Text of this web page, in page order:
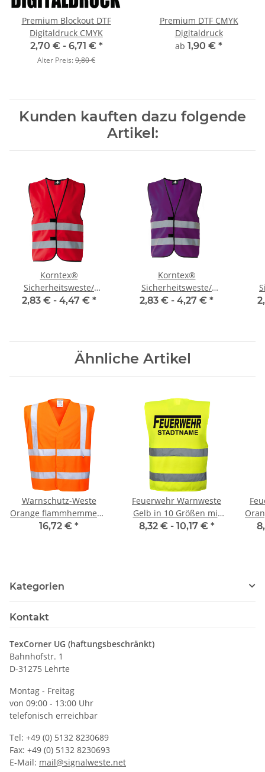
Premium Blockout DTF
Digitaldruck CMYK
2,70 € - 6,71 € *
Alter Preis:9,80 €
Premium DTF CMYK
Digitaldruck
ab 1,90 € *
Kunden kauften dazu folgende
Artikel:
Korntex®
Sicherheitsweste/
Warnweste rot größe S-
2,83 € - 4,47 € *
Korntex®
Sicherheitsweste/
Warnweste violett größe
2,83 € - 4,27 € *
Ähnliche Artikel
Warnschutz-Weste
Orange flammhemmend
EN ISO 20471 Class 2
16,72 € *
Feuerwehr Warnweste
Gelb in 10 Größen mit
Stadtnamen
8,32 € - 10,17 € *
Kategorien
Kontakt
TexCorner UG (haftungsbeschränkt)
Bahnhofstr. 1
D-31275 Lehrte
Montag - Freitag
von 09:00 - 13:00 Uhr
telefonisch erreichbar
Tel: +49 (0) 5132 8230689
Fax: +49 (0) 5132 8230693
E-Mail: mail@signalweste.net